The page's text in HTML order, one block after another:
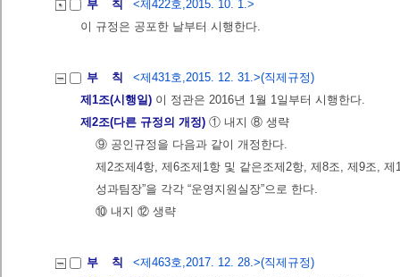
부 칙
<제422호,2015. 10. 1.>
이 규정은 공포한 날부터 시행한다.
부 칙
<제431호,2015. 12. 31.>(직제규정)
제1조(시행일) 이 정관은 2016년 1월 1일부터 시행한다.
제2조(다른 규정의 개정) ① 내지 ⑧ 생략
⑨ 공인규정을 다음과 같이 개정한다.
제2조제4항, 제6조제1항 및 같은조제2항, 제8조, 제9조,
성과팀장”을 각각 “운영지원실장”으로 한다.
⑩ 내지 ⑫ 생략
부 칙
<제463호,2017. 12. 28.>(직제규정)